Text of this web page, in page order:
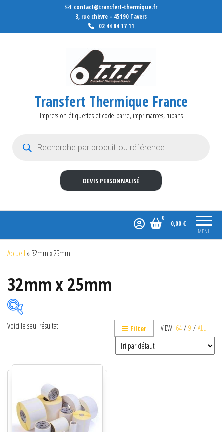
contact@transfert-thermique.fr
3, rue chèvre – 45190 Tavers
02 44 84 17 11
Transfert Thermique France
Impression étiquettes et code-barre, imprimantes, rubans
DEVIS PERSONNALISÉ
MENU
0
0,00 €
Accueil»32mm x 25mm
32mm x 25mm
Imprimantes
Lecteurs
VIEW: 64 / 9 / ALL
Filter
Voici le seul résultat